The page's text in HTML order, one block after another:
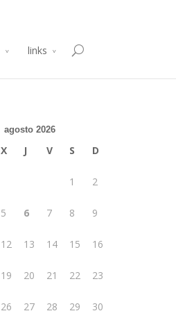
links
agosto 2026
X J V S D
1 2
5 6 7 8 9
12 13 14 15 16
19 20 21 22 23
26 27 28 29 30